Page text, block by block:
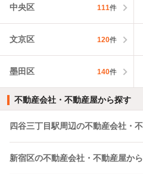
中央区 111件
文京区 120件
墨田区 140件
不動産会社・不動産屋から探す
四谷三丁目駅周辺の不動産会社・
新宿区の不動産会社・不動産屋か